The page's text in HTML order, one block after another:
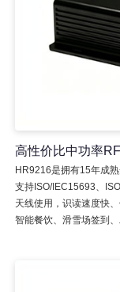
高性价比中功率
HR9216是拥有15年成
支持ISO/IEC15693、
天线使用，识读速度快
智能餐饮、滑雪场签到